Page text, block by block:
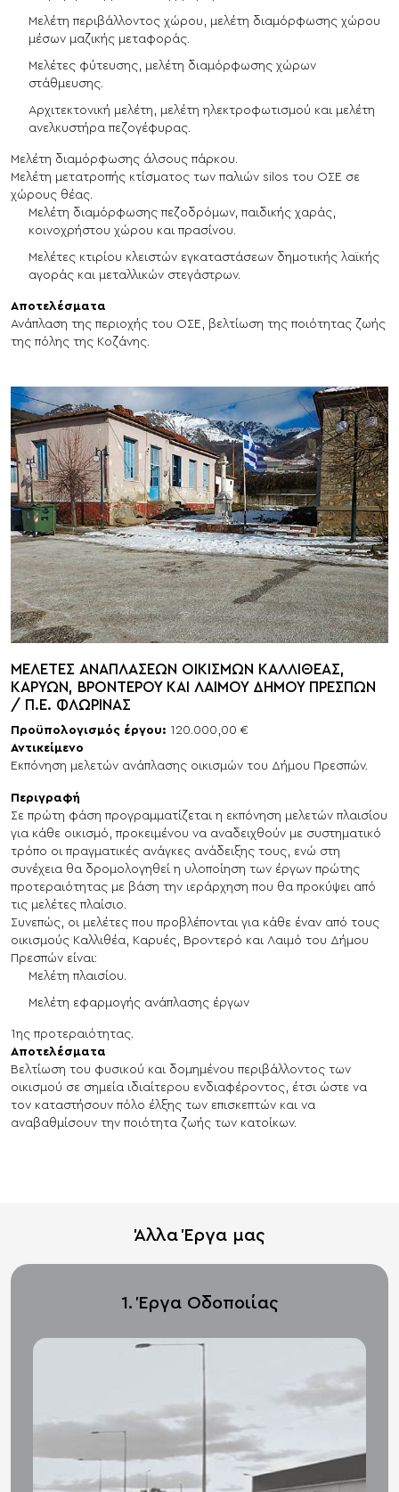
Μελέτη περιβάλλοντος χώρου, μελέτη διαμόρφωσης χώρου
μέσων μαζικής μεταφοράς.
Μελέτες φύτευσης, μελέτη διαμόρφωσης χώρων
στάθμευσης.
Αρχιτεκτονική μελέτη, μελέτη ηλεκτροφωτισμού και μελέτη
ανελκυστήρα πεζογέφυρας.
Μελέτη διαμόρφωσης άλσους πάρκου.
Μελέτη μετατροπής κτίσματος των παλιών silos του ΟΣΕ σε
χώρους θέας.
Μελέτη διαμόρφωσης πεζοδρόμων, παιδικής χαράς,
κοινοχρήστου χώρου και πρασίνου.
Μελέτες κτιρίου κλειστών εγκαταστάσεων δημοτικής λαϊκής
αγοράς και μεταλλικών στεγάστρων.
Αποτελέσματα
Ανάπλαση της περιοχής του ΟΣΕ, βελτίωση της ποιότητας ζωής
της πόλης της Κοζάνης.
ΜΕΛΕΤΕΣ ΑΝΑΠΛΑΣΕΩΝ ΟΙΚΙΣΜΩΝ ΚΑΛΛΙΘΕΑΣ,
ΚΑΡΥΩΝ, ΒΡΟΝΤΕΡΟΥ ΚΑΙ ΛΑΙΜΟΥ ΔΗΜΟΥ ΠΡΕΣΠΩΝ
/ Π.Ε. ΦΛΩΡΙΝΑΣ
Προϋπολογισμός έργου: 120.000,00 €
Αντικείμενο
Εκπόνηση μελετών ανάπλασης οικισμών του Δήμου Πρεσπών.
Περιγραφή
Σε πρώτη φάση προγραμματίζεται η εκπόνηση μελετών πλαισίου
για κάθε οικισμό, προκειμένου να αναδειχθούν με συστηματικό
τρόπο οι πραγματικές ανάγκες ανάδειξης τους, ενώ στη
συνέχεια θα δρομολογηθεί η υλοποίηση των έργων πρώτης
προτεραιότητας με βάση την ιεράρχηση που θα προκύψει από
τις μελέτες πλαίσιο.
Συνεπώς, οι μελέτες που προβλέπονται για κάθε έναν από τους
οικισμούς Καλλιθέα, Καρυές, Βροντερό και Λαιμό του Δήμου
Πρεσπών είναι:
Μελέτη πλαισίου.
Μελέτη εφαρμογής ανάπλασης έργων
1ης προτεραιότητας.
Αποτελέσματα
Βελτίωση του φυσικού και δομημένου περιβάλλοντος των
οικισμού σε σημεία ιδιαίτερου ενδιαφέροντος, έτσι ώστε να
τον καταστήσουν πόλο έλξης των επισκεπτών και να
αναβαθμίσουν την ποιότητα ζωής των κατοίκων.
Άλλα Έργα μας
1. Έργα Οδοποιίας